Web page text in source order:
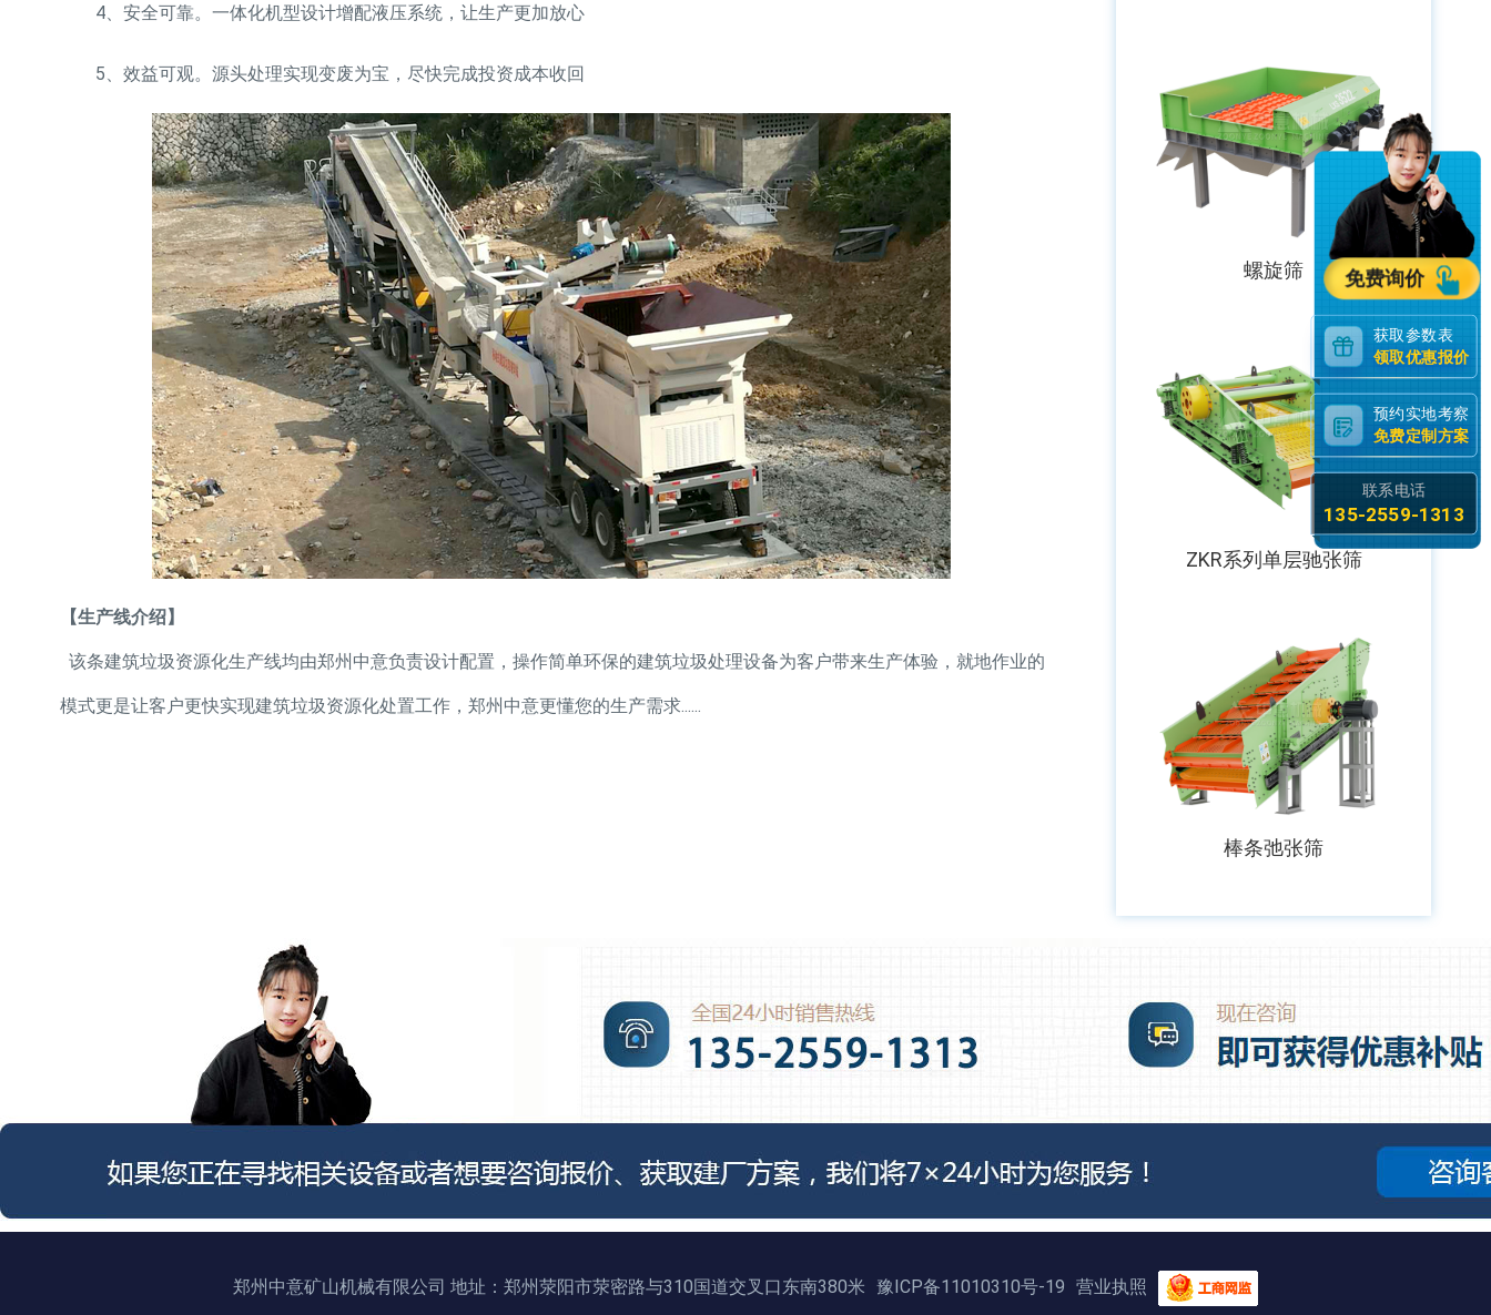
4、安全可靠。一体化机型设计增配液压系统，让生产更加放心
5、效益可观。源头处理实现变废为宝，尽快完成投资成本收回
【生产线介绍】
该条建筑垃圾资源化生产线均由郑州中意负责设计配置，操作简单环保的建筑垃圾处理设备为客户带来生产体验，就地作业的
模式更是让客户更快实现建筑垃圾资源化处置工作，郑州中意更懂您的生产需求......
螺旋筛
ZKR系列单层驰张筛
棒条弛张筛
郑州中意矿山机械有限公司 地址：郑州荥阳市荥密路与310国道交叉口东南380米 豫ICP备11010310号-19 营业执照
免费询价
获取参数表
领取优惠报价
预约实地考察
免费定制方案
联系电话
135-2559-1313